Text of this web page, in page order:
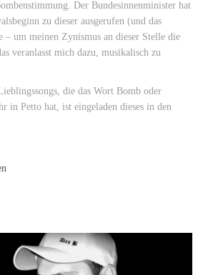
Der Bundesinnenminister hat
zu dieser ausgerufen (und das
– um meinen Zynismus an dieser Stelle die
veranlasst mich dazu, musikalisch zu
die das Wort Bomb oder
in Petto hat, ist eingeladen dieses in den